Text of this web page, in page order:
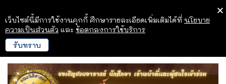
เว็บไซต์นี้มีการใช้งานคุกกี้ ศึกษารายละเอียดเพิ่มเติมได้ที่ นโยบาย
ความเป็นส่วนตัว และ ข้อตกลงการใช้บริการ
รับทราบ